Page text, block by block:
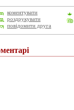
коментувати
роздрукувати
повідомити друга